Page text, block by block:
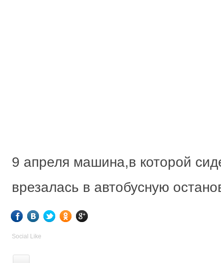
9 апреля машина,в которой
врезалась в автобусную
Social Like